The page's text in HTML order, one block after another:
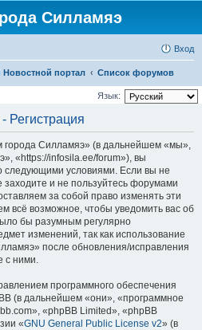
Силламяэ
Вход
портал Список форумов
Язык:
Регистрация
Силламяэ» (в дальнейшем «мы»,
«https://infosila.ee/forum»), вы
следующими условиями. Если вы не
заходите и не пользуйтесь форумами
за собой право изменять эти
всё возможное, чтобы уведомить вас об
бы разумным регулярно
изменений, так как использование
после обновления/исправления
с ними.
программного обеспечения
(в дальнейшем «они», «программное
«phpBB Limited», «phpBB
«GNU General Public License v2» (в